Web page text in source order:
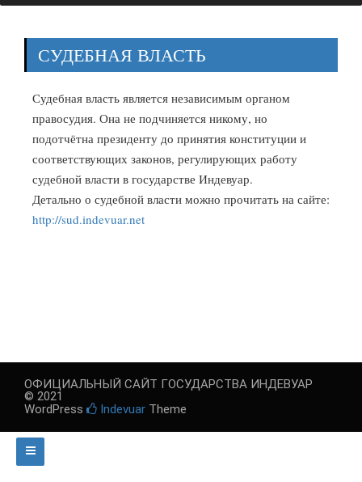
СУДЕБНАЯ ВЛАСТЬ
Судебная власть является независимым органом
правосудия. Она не подчиняется никому, но
подотчётна президенту до принятия конституции и
соответствующих законов, регулирующих работу
судебной власти в государстве Индевуар.
Детально о судебной власти можно прочитать на сайте:
http://sud.indevuar.net
ОФИЦИАЛЬНЫЙ САЙТ ГОСУДАРСТВА ИНДЕВУАР
© 2021
WordPress
Indevuar Theme